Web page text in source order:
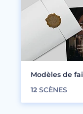
Modèles de
12 SCÈNES